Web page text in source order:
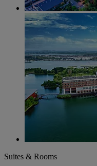
Suites & Rooms